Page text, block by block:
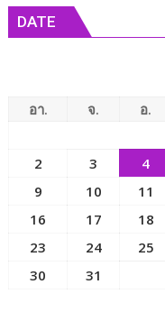
DATE
อา. จ. อ.
2
3 4
9
10 11
16
17 18
23
24 25
30
31